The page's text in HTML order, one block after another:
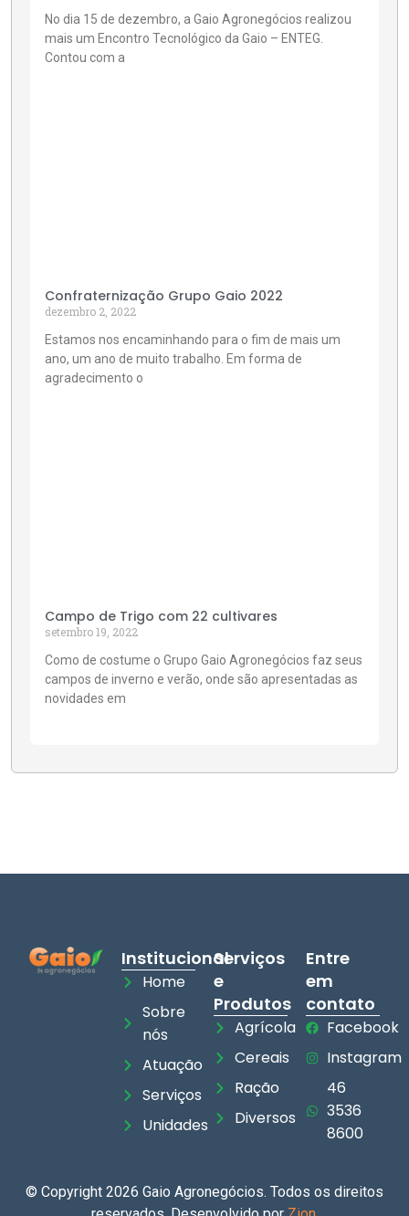
No dia 15 de dezembro, a Gaio Agronegócios realizou
mais um Encontro Tecnológico da Gaio – ENTEG.
Contou com a
Confraternização Grupo Gaio 2022
dezembro 2, 2022
Estamos nos encaminhando para o fim de mais um
ano, um ano de muito trabalho. Em forma de
agradecimento o
Campo de Trigo com 22 cultivares
setembro 19, 2022
Como de costume o Grupo Gaio Agronegócios faz seus
campos de inverno e verão, onde são apresentadas as
novidades em
Institucional
Home
Sobre
nós
Atuação
Serviços
Unidades
Serviços
e
Produtos
Agrícola
Cereais
Ração
Diversos
Entre
em
contato
Facebook
Instagram
46
3536
8600
© Copyright 2026 Gaio Agronegócios. Todos os direitos